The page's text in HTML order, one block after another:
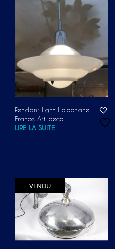
Pendanr light Holophane
France Art deco
LIRE LA SUITE
VENDU